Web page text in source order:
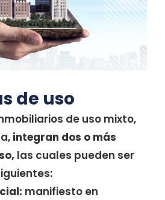
de uso
de uso mixto,
integran dos o más
las cuales pueden ser
manifiesto en